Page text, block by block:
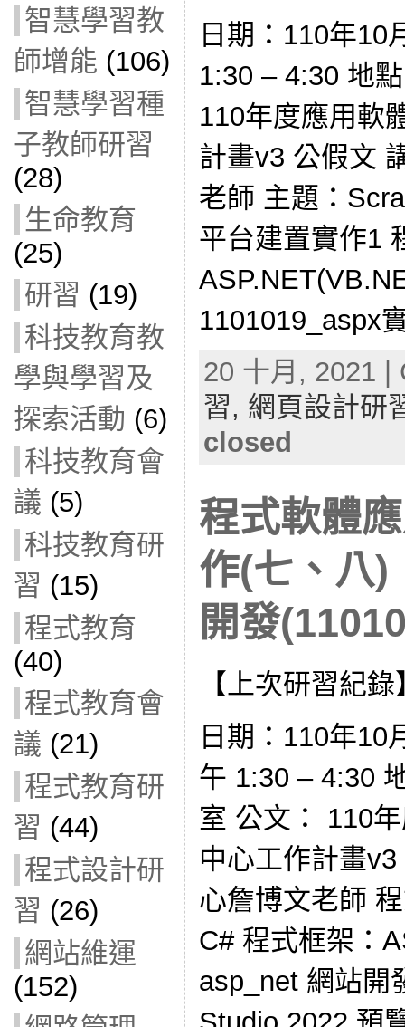
智慧學習教
師增能 (106)
智慧學習種
子教師研習
(28)
生命教育
(25)
研習 (19)
科技教育教
學與學習及
探索活動 (6)
科技教育會
議 (5)
科技教育研
習 (15)
程式教育
(40)
程式教育會
議 (21)
程式教育研
習 (44)
程式設計研
習 (26)
網站維運
(152)
日期：110年10
1:30 – 4:30 地
110年度應用軟
計畫v3 公假文
老師 主題：
平台建置實作1
1101019_aspx
20 十月, 2021
習, 網頁設計研
closed
程式軟體
作(七、八)
開發
【上次研習紀錄
日期：110年10
午 1:30 – 4:30
室 公文： 110
中心工作計畫
心詹博文老師
C# 程式框架：
asp_net 網站開